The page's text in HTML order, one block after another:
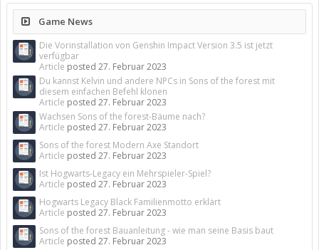
Game News
Die Vorinstallation von Genshin Impact Version 3.5 ist jetzt
verfügbar
Article posted 27. Februar 2023
Du kannst Kelvin und andere NPCs in Sons of the forest mit
diesem einfachen Befehl klonen
Article posted 27. Februar 2023
Wachsen Sons of the forest-Bäume nach?
Article posted 27. Februar 2023
Sons of the forest Modern Axe Standort
Article posted 27. Februar 2023
Ist Hogwarts-Legacy ein Mehrspieler-Spiel?
Article posted 27. Februar 2023
Hogwarts Legacy Black Familienmotto erklärt
Article posted 27. Februar 2023
Sons of the forest Bauanleitung - wie man seine Basis baut
Article posted 27. Februar 2023